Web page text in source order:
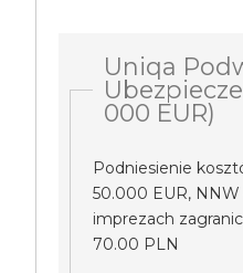
Uniqa
000 EUR)
Podniesienie
50.000 EUR,
imprezach
70.00 PLN